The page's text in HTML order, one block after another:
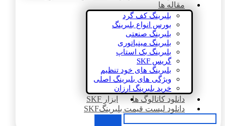
مقاله ها
بلبرینگ کف گرد
بورس انواع بلبرینگ
بلبرینگ صنعتی
بلبرینگ مینیاتوری
بلبرینگ بک استاپ
گریس SKF
بلبرینگ های خود تنظیم
ویژگی های بلبرینگ اصلی
خرید بلبرینگ ارزان
دانلود کاتالوگ ها
ابزار SKF
دانلود لیست قیمت بلبرینگSKF